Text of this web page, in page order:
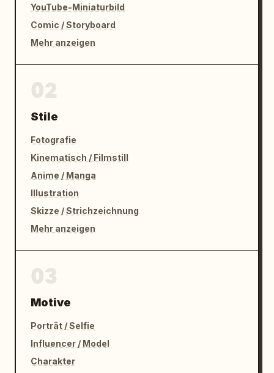
YouTube-Miniaturbild
Comic / Storyboard
Mehr anzeigen
Stile
Fotografie
Kinematisch / Filmstill
Anime / Manga
Illustration
Skizze / Strichzeichnung
Mehr anzeigen
Motive
Porträt / Selfie
Influencer / Model
Charakter